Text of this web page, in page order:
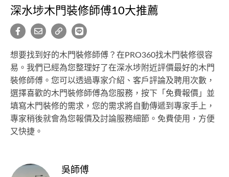
深水埗木門裝修師傅10大推薦
想要找到好的木門裝修師傅？在PRO360找木門裝修很容
易。我們已經為您整理好了在深水埗附近評價最好的木門
裝修師傅。您可以透過專家介紹、客戶評論及聘用次數，
選擇喜歡的木門裝修師傅為您服務，按下「免費報價」並
填寫木門裝修的需求，您的需求將自動傳遞到專家手上，
專家稍後就會為您報價及討論服務細節。免費使用，方便
又快捷。
吳師傅